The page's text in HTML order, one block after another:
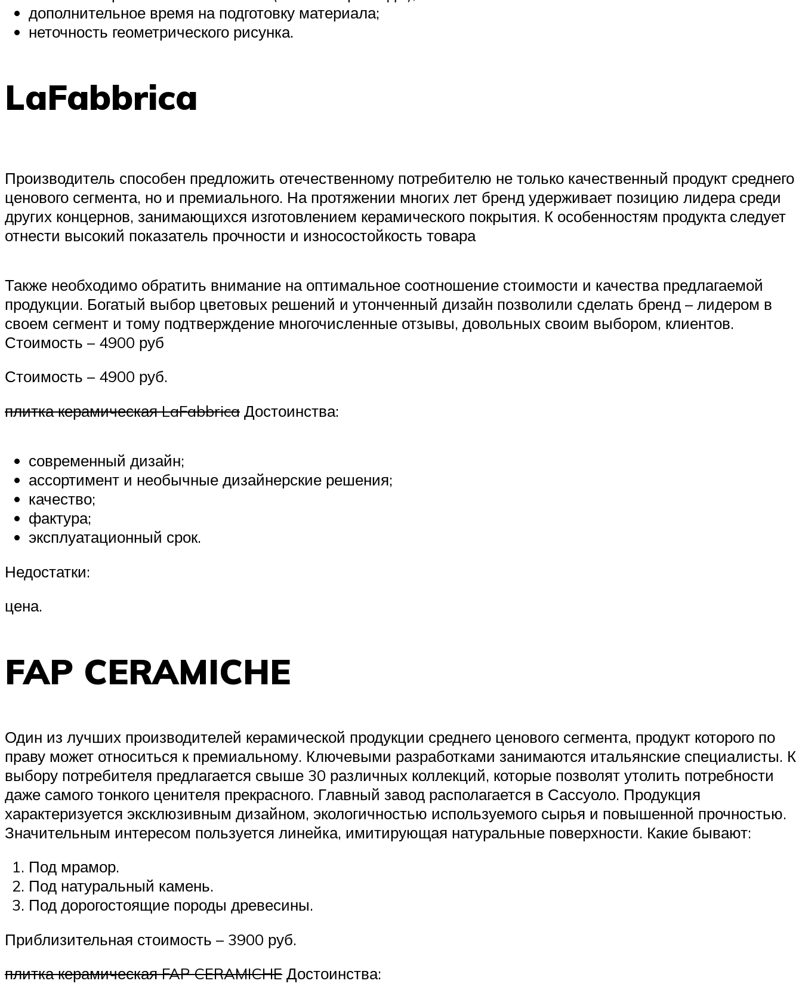
дополнительное время на подготовку материала;
неточность геометрического рисунка.
LaFabbrica
Производитель способен предложить отечественному потребителю не только качественный продукт среднего
ценового сегмента, но и премиального. На протяжении многих лет бренд удерживает позицию лидера среди
других концернов, занимающихся изготовлением керамического покрытия. К особенностям продукта следует
отнести высокий показатель прочности и износостойкость товара
Также необходимо обратить внимание на оптимальное соотношение стоимости и качества предлагаемой
продукции. Богатый выбор цветовых решений и утонченный дизайн позволили сделать бренд – лидером в
своем сегмент и тому подтверждение многочисленные отзывы, довольных своим выбором, клиентов.
Стоимость – 4900 руб
Стоимость – 4900 руб.
плитка керамическая LaFabbrica Достоинства:
современный дизайн;
ассортимент и необычные дизайнерские решения;
качество;
фактура;
эксплуатационный срок.
Недостатки:
цена.
FAP CERAMICHE
Один из лучших производителей керамической продукции среднего ценового сегмента, продукт которого по
праву может относиться к премиальному. Ключевыми разработками занимаются итальянские специалисты. К
выбору потребителя предлагается свыше 30 различных коллекций, которые позволят утолить потребности
даже самого тонкого ценителя прекрасного. Главный завод располагается в Сассуоло. Продукция
характеризуется эксклюзивным дизайном, экологичностью используемого сырья и повышенной прочностью.
Значительным интересом пользуется линейка, имитирующая натуральные поверхности. Какие бывают:
Под мрамор.
Под натуральный камень.
Под дорогостоящие породы древесины.
Приблизительная стоимость – 3900 руб.
плитка керамическая FAP CERAMICHE Достоинства: